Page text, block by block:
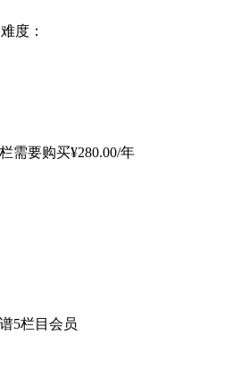
度：
需要购买¥280.00/年
5栏目会员